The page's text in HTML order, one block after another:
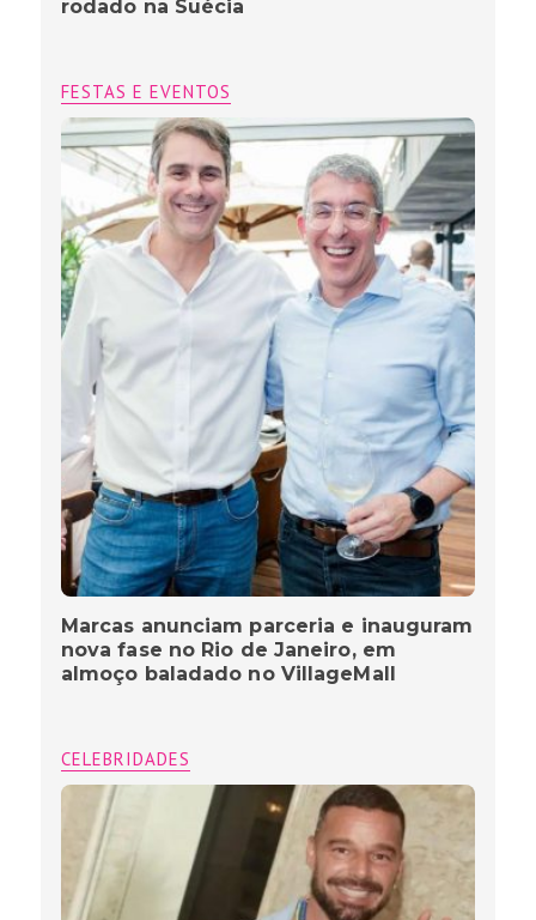
rodado na Suécia
FESTAS E EVENTOS
Marcas anunciam parceria e inauguram
nova fase no Rio de Janeiro, em
almoço baladado no VillageMall
CELEBRIDADES